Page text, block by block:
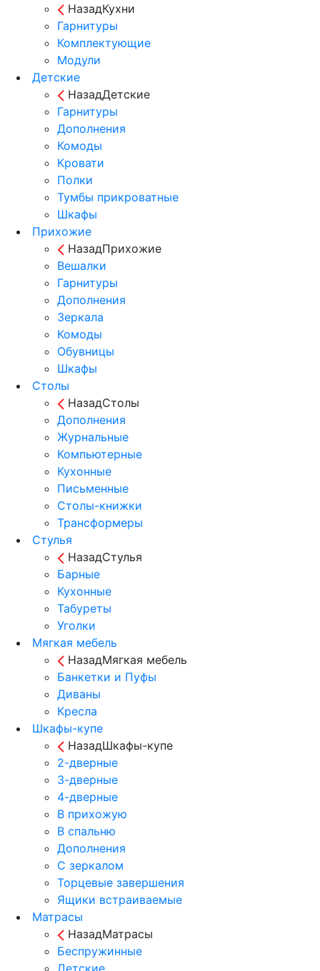
НазадКухни
Гарнитуры
Комплектующие
Модули
Детские
НазадДетские
Гарнитуры
Дополнения
Комоды
Кровати
Полки
Тумбы прикроватные
Шкафы
Прихожие
НазадПрихожие
Вешалки
Гарнитуры
Дополнения
Зеркала
Комоды
Обувницы
Шкафы
Столы
НазадСтолы
Дополнения
Журнальные
Компьютерные
Кухонные
Письменные
Столы-книжки
Трансформеры
Стулья
НазадСтулья
Барные
Кухонные
Табуреты
Уголки
Мягкая мебель
НазадМягкая мебель
Банкетки и Пуфы
Диваны
Кресла
Шкафы-купе
НазадШкафы-купе
2-дверные
3-дверные
4-дверные
В прихожую
В спальню
Дополнения
С зеркалом
Торцевые завершения
Ящики встраиваемые
Матрасы
НазадМатрасы
Беспружинные
Детские